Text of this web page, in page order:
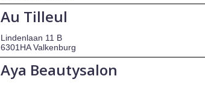
Au Tilleul
Lindenlaan 11 B
6301HA Valkenburg
Aya Beautysalon